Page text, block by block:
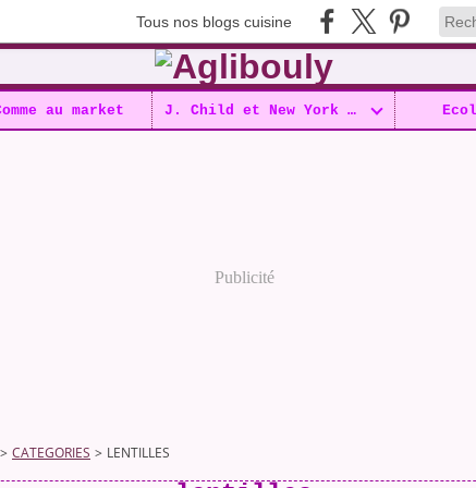
Tous nos blogs cuisine
au market J. Child et New York !!
Publicité
> CATEGORIES > LENTILLES